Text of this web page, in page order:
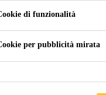
di funzionalità
per pubblicità mirata